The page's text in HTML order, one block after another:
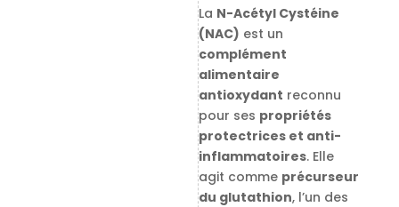
La N-Acétyl Cystéine
(NAC) est un
complément
alimentaire
antioxydant reconnu
pour ses propriétés
protectrices et anti-
inflammatoires. Elle
agit comme précurseur
du glutathion, l’un des